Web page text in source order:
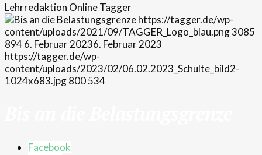
Lehrredaktion OnlineTagger
https://tagger.de/wp-
content/uploads/2021/09/TAGGER_Logo_blau.png3085
8946. Februar 20236. Februar 2023
https://tagger.de/wp-
content/uploads/2023/02/06.02.2023_Schulte_bild2-
1024x683.jpg800534
Facebook